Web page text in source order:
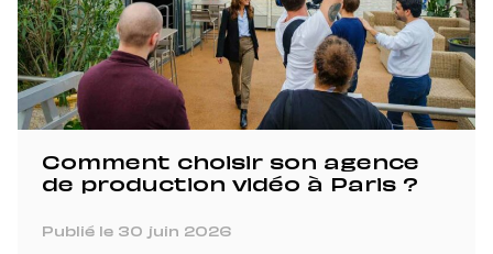
Comment choisir son agence
de production vidéo à Paris ?
Publié le 30 juin 2026